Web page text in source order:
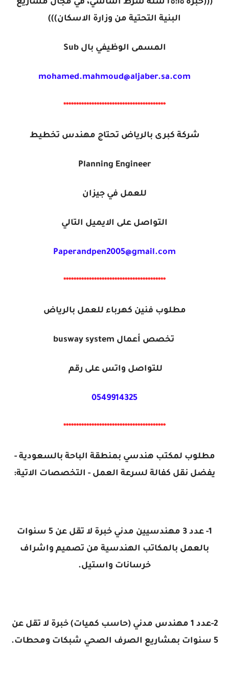
(((خبره ٢٥:١٥ سنه شرط اساسي، في مجال مشاريع
البنية التحتية من وزارة الاسكان)))
المسمى الوظيفي بال Sub
mohamed.mahmoud@aljaber.sa.com
****************************************
شركة كبرى بالرياض تحتاج مهندس تخطيط
Planning Engineer
للعمل في جيزان
التواصل على الايميل التالي
Paperandpen2005@gmail.com
****************************************
مطلوب فنين كهرباء للعمل بالرياض
تخصص أعمال busway system
للتواصل واتس على رقم
0549914325
****************************************
مطلوب لمكتب هندسي بمنطقة الباحة بالسعودية -
يفضل نقل كفالة لسرعة العمل - التخصصات الاتية:
1- عدد 3 مهندسيين مدني خبرة لا تقل عن 5 سنوات
بالعمل بالمكاتب الهندسية من تصميم واشراف
خرسانات واستيل.
2-عدد 1 مهندس مدني (حاسب كميات) خبرة لا تقل عن
5 سنوات بمشاريع الصرف الصحي شبكات ومحطات.